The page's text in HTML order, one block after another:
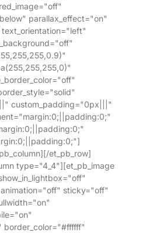
parallax_effect="on"
custom_padding="0px|||"
et_pb_row]
type="4_4"][et_pb_image
sticky="off"
border_color="#ffffff"